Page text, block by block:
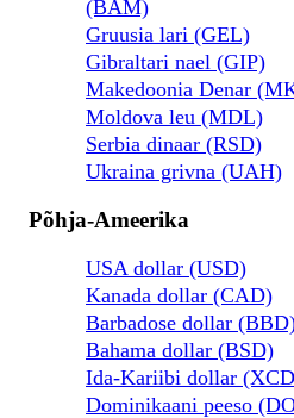
(BAM)
Gruusia lari (GEL)
Gibraltari nael (GIP)
Makedoonia Denar
Moldova leu (MDL)
Serbia dinaar (RSD)
Ukraina grivna (UAH)
Põhja-Ameerika
USA dollar (USD)
Kanada dollar (CAD)
Barbadose dollar
Bahama dollar (BSD)
Ida-Kariibi dollar
Dominikaani peeso